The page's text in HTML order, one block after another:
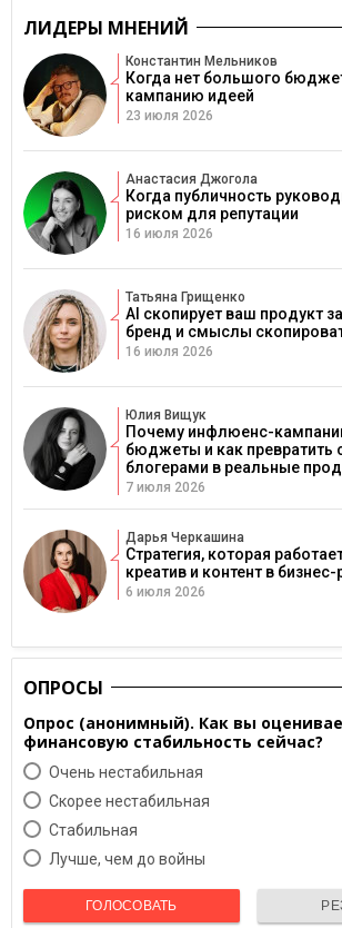
ЛИДЕРЫ МНЕНИЙ
Константин Мельников
Когда нет большого
кампанию идеей
23 июля 2026
Анастасия Джогола
Когда публичность
риском для репутации
16 июля 2026
Татьяна Грищенко
AI скопирует ваш продукт
бренд и смыслы
16 июля 2026
Юлия Вищук
Почему инфлюенс-
бюджеты и как превратить
блогерами в реальные
7 июля 2026
Дарья Черкашина
Стратегия, которая
креатив и контент в бизнес-
6 июля 2026
ОПРОСЫ
Опрос (анонимный). Как вы
финансовую стабильность сейчас?
Очень нестабильная
Скорее нестабильная
Cтабильная
Лучше, чем до войны
ГОЛОСОВАТЬ